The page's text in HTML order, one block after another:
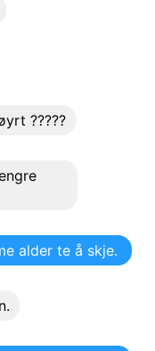
?????
alder te å skje.